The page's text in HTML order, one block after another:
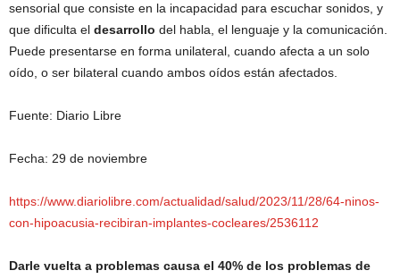
sensorial que consiste en la incapacidad para escuchar sonidos, y
que dificulta el desarrollo del habla, el lenguaje y la comunicación.
Puede presentarse en forma unilateral, cuando afecta a un solo
oído, o ser bilateral cuando ambos oídos están afectados.
Fuente: Diario Libre
Fecha: 29 de noviembre
https://www.diariolibre.com/actualidad/salud/2023/11/28/64-ninos-
con-hipoacusia-recibiran-implantes-cocleares/2536112
Darle vuelta a problemas causa el 40% de los problemas de